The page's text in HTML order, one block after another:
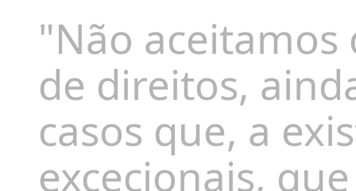
"Não
de direitos,
casos que, a
excecionais,